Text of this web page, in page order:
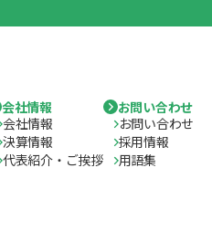
会社情報
会社情報
決算情報
代表紹介・ご挨拶
お問い合わせ
お問い合わせ
採用情報
用語集